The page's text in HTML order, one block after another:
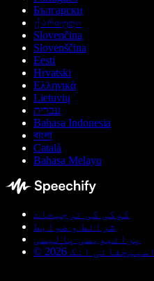
Български
ქართული
Slovenčina
Slovenščina
Eesti
Hrvatski
Ελληνικά
Lietuvių
עברית
Bahasa Indonesia
বাংলা
Català
Bahasa Melayu
کوکی کی ترجیحات
شرائط و ضوابط
پرائیویسی پالیسی
© اسپیچفائی انک 2026